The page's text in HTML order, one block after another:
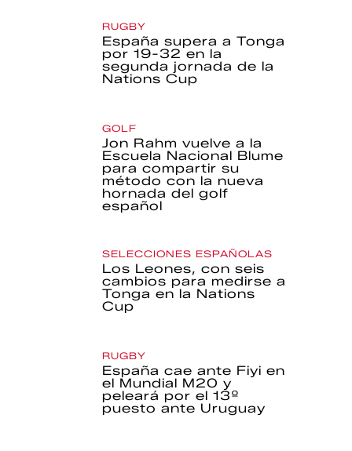
RUGBY
España supera a Tonga
por 19-32 en la
segunda jornada de la
Nations Cup
GOLF
Jon Rahm vuelve a la
Escuela Nacional Blume
para compartir su
método con la nueva
hornada del golf
español
SELECCIONES ESPAÑOLAS
Los Leones, con seis
cambios para medirse a
Tonga en la Nations
Cup
RUGBY
España cae ante Fiyi en
el Mundial M20 y
peleará por el 13º
puesto ante Uruguay